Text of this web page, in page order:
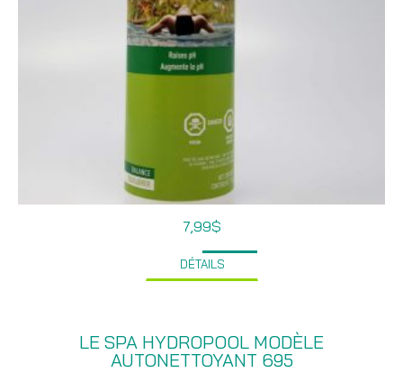
7,99$
DÉTAILS
LE SPA HYDROPOOL MODÈLE
AUTONETTOYANT 695